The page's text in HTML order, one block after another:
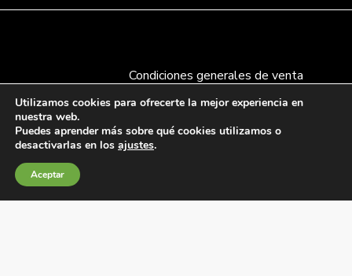
Condiciones generales de venta
Política de Cookies
Política de Calidad
Utilizamos cookies para ofrecerte la mejor experiencia en
nuestra web.
Puedes aprender más sobre qué cookies utilizamos o
desactivarlas en los ajustes.
Aceptar